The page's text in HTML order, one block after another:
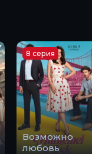
Возможно
любовь
8 серия